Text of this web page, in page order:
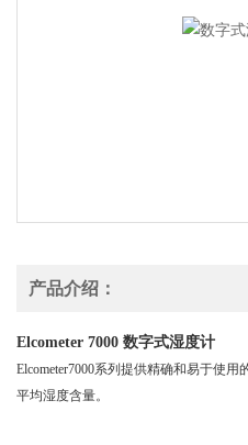
产品介绍：
Elcometer 7000 数字式湿度计
Elcometer7000系列提供精确和易于使
平均湿度含量。